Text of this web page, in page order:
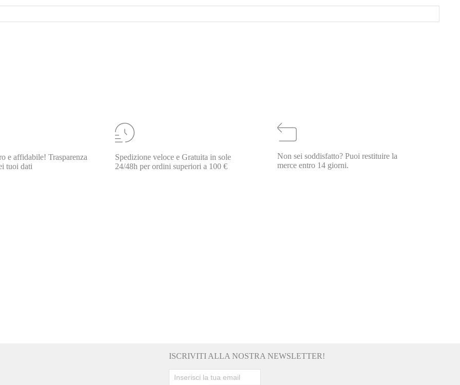
e affidabile! Trasparenza
tuoi dati
Spedizione veloce e Gratuita in sole
24/48h per ordini superiori a 100 €
Non sei soddisfatto? Puoi restituire la
merce entro 14 giorni.
ISCRIVITI ALLA NOSTRA NEWSLETTER!